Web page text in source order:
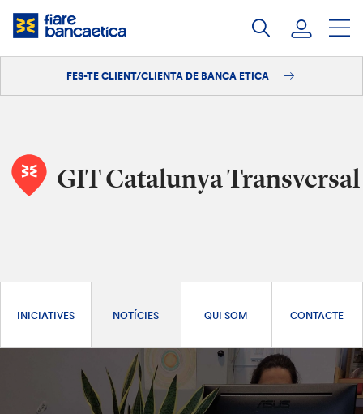
Salta
Iniciar sessióFES-TE CLIENT/CLIENTA DE BANCA ETICA
GIT Catalunya Transversal
INICIATIVES NOTÍCIES QUI SOM CONTACTE